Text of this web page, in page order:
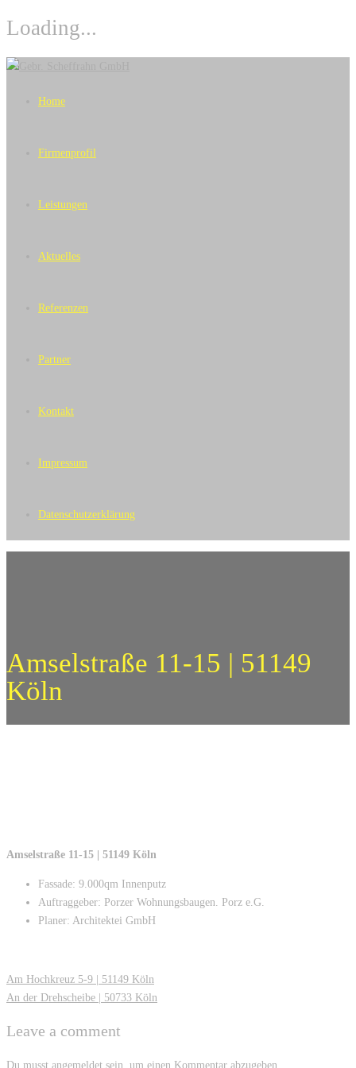
Loading...
Skip
Home
Firmenprofil
Leistungen
Aktuelles
Referenzen
Partner
Kontakt
Impressum
Datenschutzerklärung
Amselstraße 11-15 | 51149
Köln
Amselstraße 11-15 | 51149 Köln
Fassade: 9.000qm Innenputz
Auftraggeber: Porzer Wohnungsbaugen. Porz e.G.
Planer: Architektei GmbH
Post
navigation
Am Hochkreuz 5-9 | 51149 Köln
An der Drehscheibe | 50733 Köln
Leave a comment
Du musst angemeldet sein, um einen Kommentar abzugeben.